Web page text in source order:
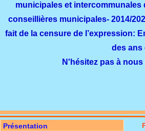
municipales et intercommunales
conseillières municipales- 2014/
fait de la censure de l’expression:
des ans
N'hésitez pas à
Présentation